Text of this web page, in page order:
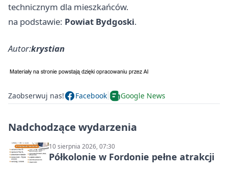
technicznym dla mieszkańców.
na podstawie: Powiat Bydgoski.
Autor:krystian
Zaobserwuj nas! Facebook Google News
Nadchodzące wydarzenia
10 sierpnia 2026, 07:30
Półkolonie w Fordonie pełne atrakcji